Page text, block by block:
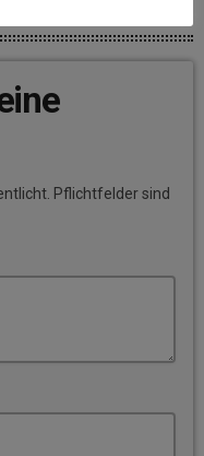
Pflichtfelder sind